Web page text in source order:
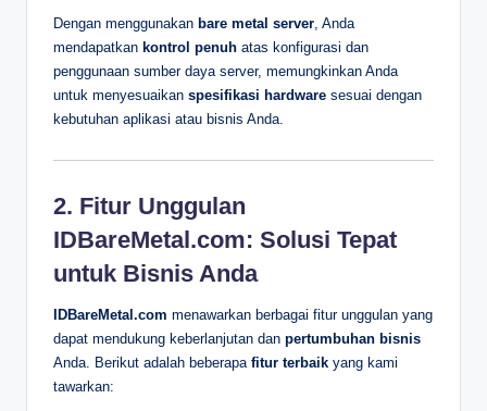
Dengan menggunakan bare metal server, Anda
mendapatkan kontrol penuh atas konfigurasi dan
penggunaan sumber daya server, memungkinkan Anda
untuk menyesuaikan spesifikasi hardware sesuai dengan
kebutuhan aplikasi atau bisnis Anda.
2. Fitur Unggulan
IDBareMetal.com: Solusi Tepat
untuk Bisnis Anda
IDBareMetal.com menawarkan berbagai fitur unggulan yang
dapat mendukung keberlanjutan dan pertumbuhan bisnis
Anda. Berikut adalah beberapa fitur terbaik yang kami
tawarkan: